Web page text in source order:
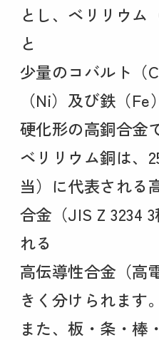
とし、ベリリウム
と
少量のコバルト（
（Ni）及び鉄（
硬化形の高銅合金
ベリリウム銅は、
当）に代表される
合金（JIS Z 3234
れる
高伝導性合金（高
きく分けられます。
また、板・条・棒